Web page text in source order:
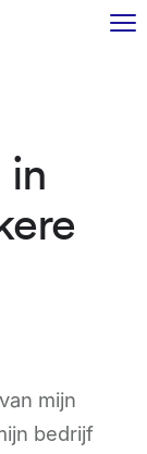
mijn
bedrijf